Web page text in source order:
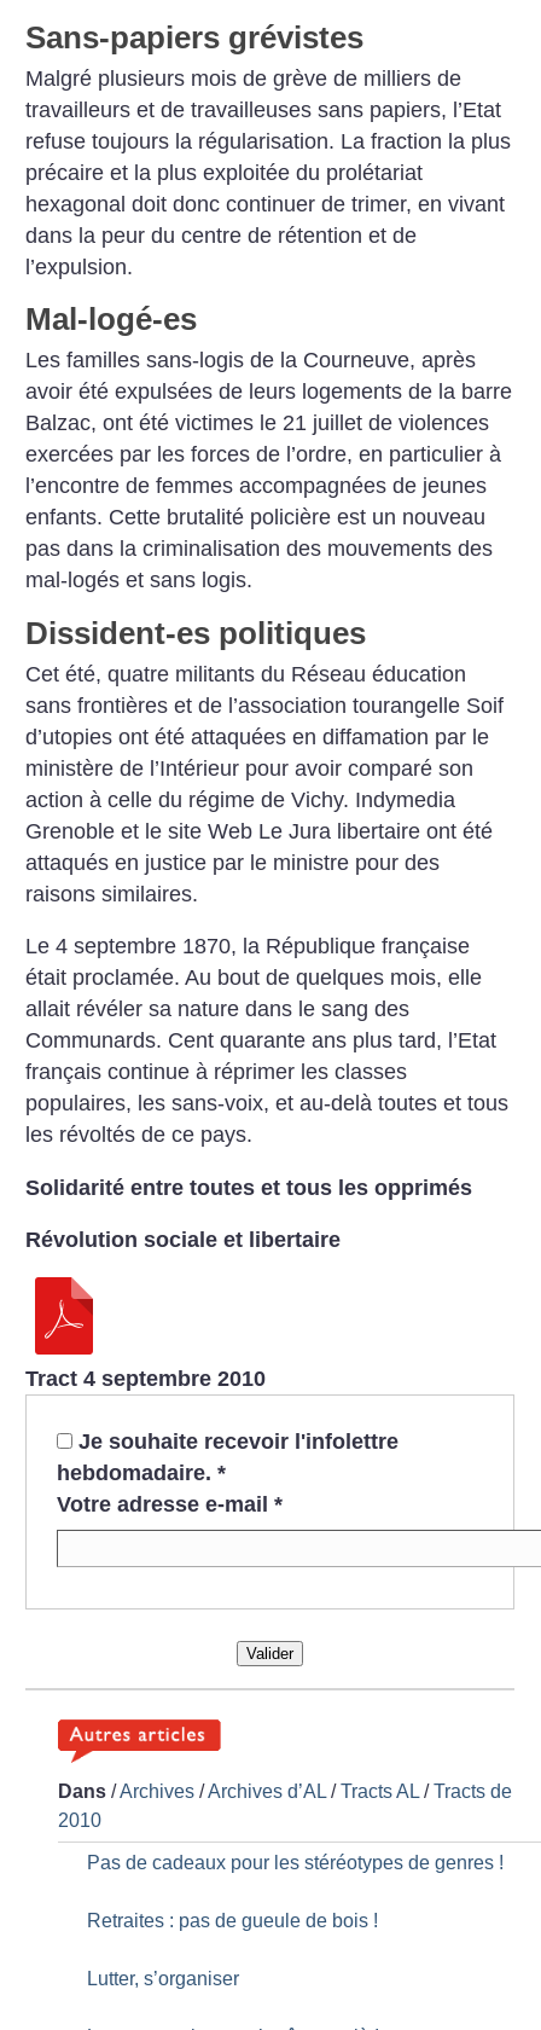
Sans-papiers grévistes
Malgré plusieurs mois de grève de milliers de
travailleurs et de travailleuses sans papiers, l’Etat
refuse toujours la régularisation. La fraction la plus
précaire et la plus exploitée du prolétariat
hexagonal doit donc continuer de trimer, en vivant
dans la peur du centre de rétention et de
l’expulsion.
Mal-logé-es
Les familles sans-logis de la Courneuve, après
avoir été expulsées de leurs logements de la barre
Balzac, ont été victimes le 21 juillet de violences
exercées par les forces de l’ordre, en particulier à
l’encontre de femmes accompagnées de jeunes
enfants. Cette brutalité policière est un nouveau
pas dans la criminalisation des mouvements des
mal-logés et sans logis.
Dissident-es politiques
Cet été, quatre militants du Réseau éducation
sans frontières et de l’association tourangelle Soif
d’utopies ont été attaquées en diffamation par le
ministère de l’Intérieur pour avoir comparé son
action à celle du régime de Vichy. Indymedia
Grenoble et le site Web Le Jura libertaire ont été
attaqués en justice par le ministre pour des
raisons similaires.
Le 4 septembre 1870, la République française
était proclamée. Au bout de quelques mois, elle
allait révéler sa nature dans le sang des
Communards. Cent quarante ans plus tard, l’Etat
français continue à réprimer les classes
populaires, les sans-voix, et au-delà toutes et tous
les révoltés de ce pays.
Solidarité entre toutes et tous les opprimés
Révolution sociale et libertaire
Tract 4 septembre 2010
Je souhaite recevoir l'infolettre
hebdomadaire. *
Votre adresse e-mail *
Valider
Dans /Archives /Archives d’AL /Tracts AL /Tracts de
2010
Pas de cadeaux pour les stéréotypes de genres !
Retraites : pas de gueule de bois !
Lutter, s’organiser